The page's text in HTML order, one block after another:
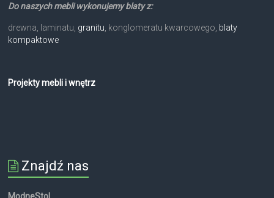
Do naszych mebli wykonujemy blaty z:
drewna, laminatu, granitu , konglomeratu kwarcowego, blaty
kompaktowe
Projekty mebli i wnętrz
Znajdź nas
ModneStol